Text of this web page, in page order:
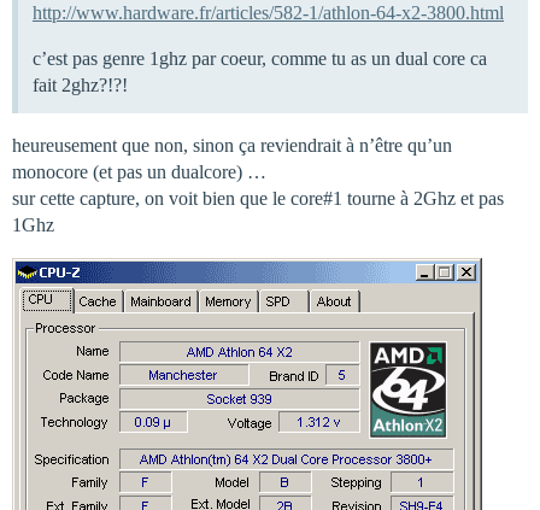
http://www.hardware.fr/articles/582-1/athlon-64-x2-3800.html
c’est pas genre 1ghz par coeur, comme tu as un dual core ca
fait 2ghz?!?!
heureusement que non, sinon ça reviendrait à n’être qu’un
monocore (et pas un dualcore) …
sur cette capture, on voit bien que le core#1 tourne à 2Ghz et pas
1Ghz